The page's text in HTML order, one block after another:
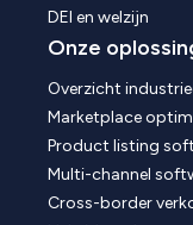
DEI en welzijn
Onze
Overzicht
Marketplace
Product listing
Multi-channel
Cross-border